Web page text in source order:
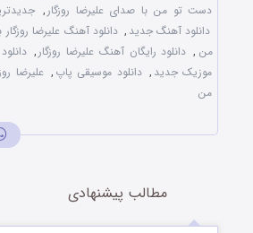
دست تو من با صدای علیرضا روزگار ,
دانلود آهنگ جدید , دانلود آهنگ علیرضا
من , دانلود رایگان آهنگ علیرضا روزگار ,
موزیک جدید , دانلود موسیقی پاپ , علیرضا
من
مطالب پیشنهادی